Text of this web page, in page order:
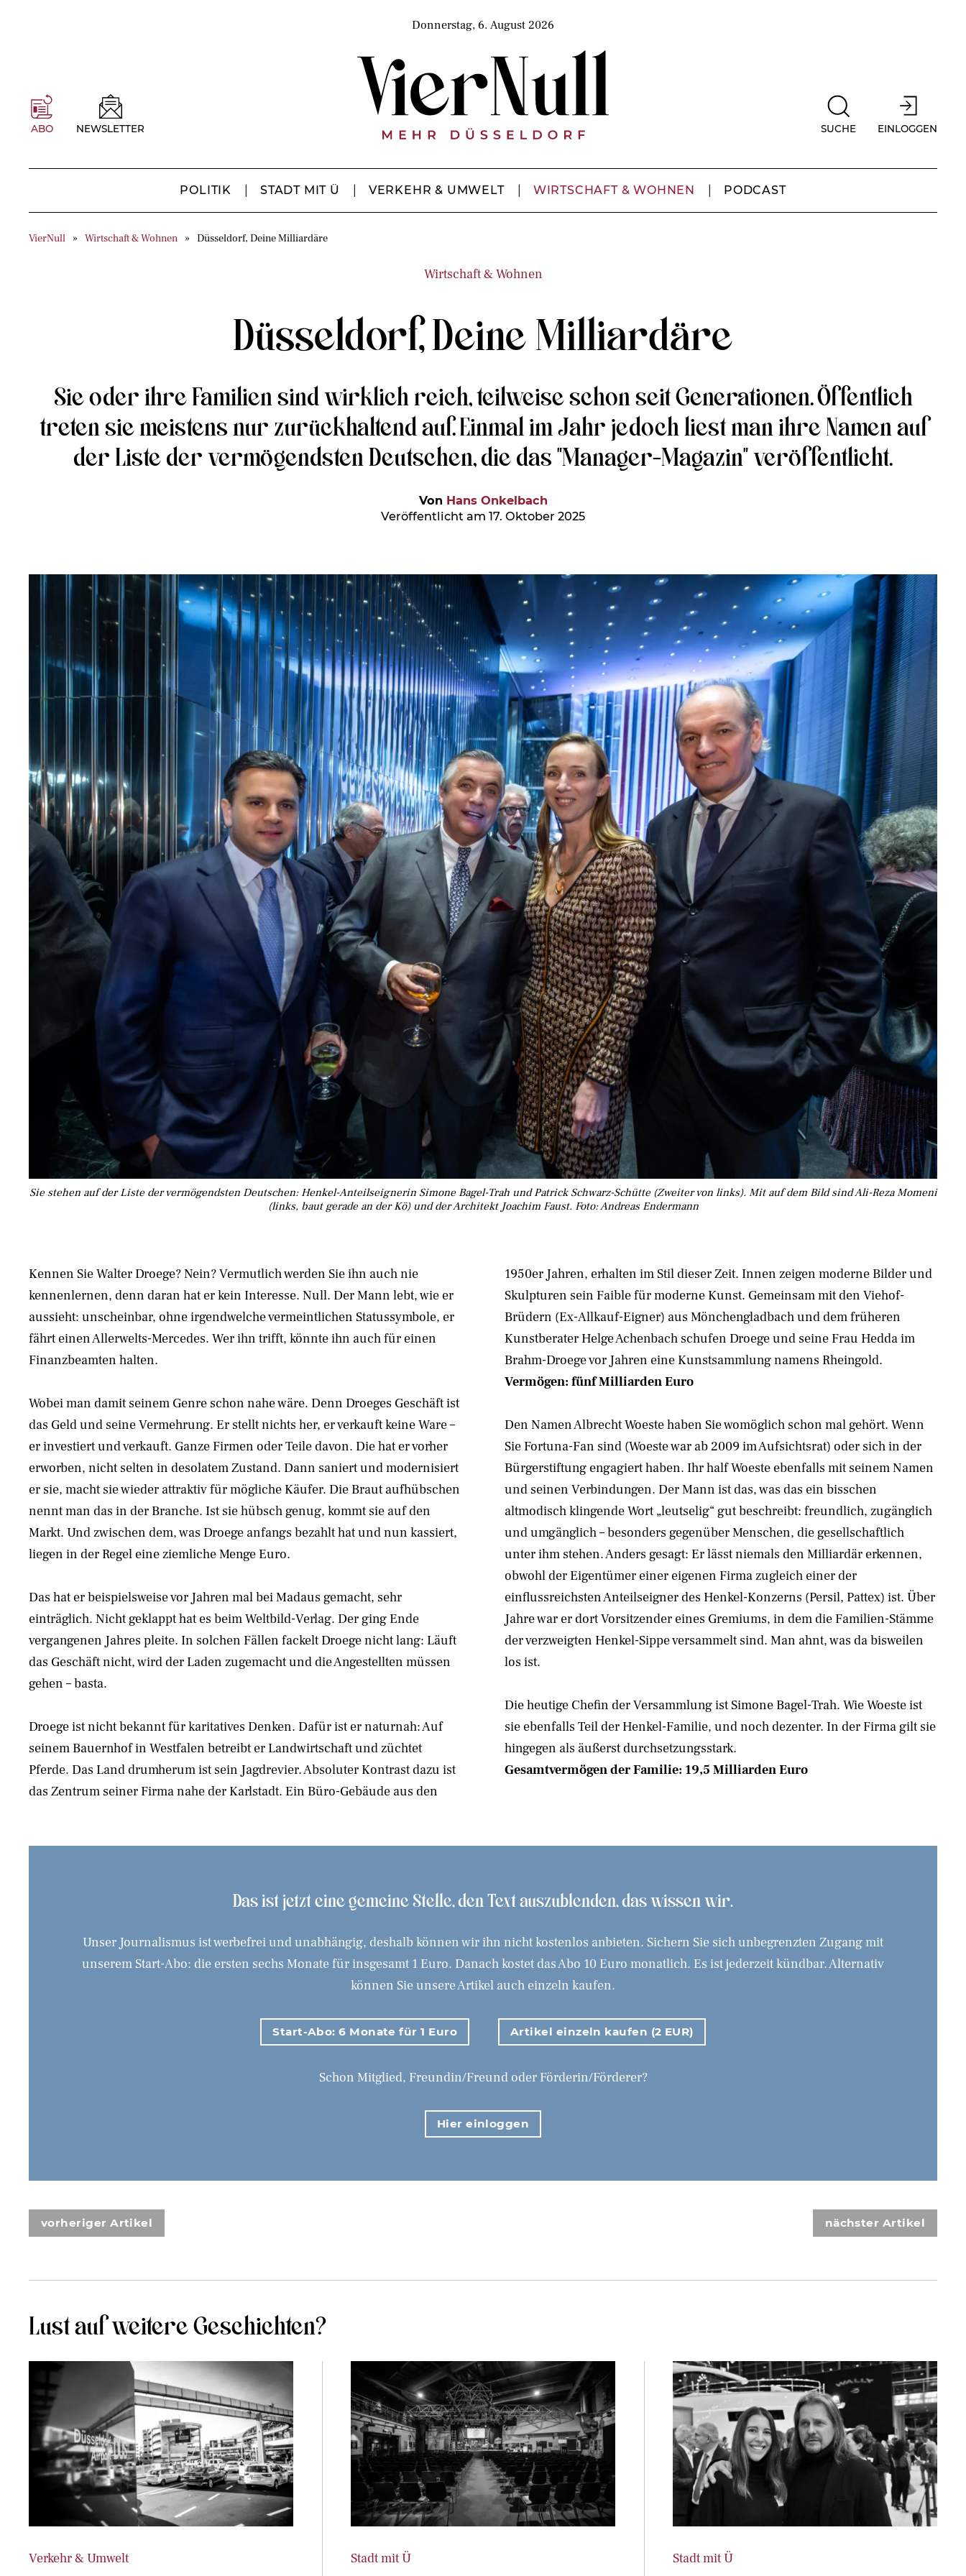
Donnerstag, 6. August 2026
ABO NEWSLETTER SUCHE EINLOGGEN
POLITIK STADT MIT Ü VERKEHR & UMWELT WIRTSCHAFT & WOHNEN PODCAST
VierNull Wirtschaft & Wohnen Düsseldorf, Deine Milliardäre
Wirtschaft & Wohnen
Düsseldorf, Deine Milliardäre
Sie oder ihre Familien sind wirklich reich, teilweise schon seit Generationen. Öffentlich
treten sie meistens nur zurückhaltend auf. Einmal im Jahr jedoch liest man ihre Namen auf
der Liste der vermögendsten Deutschen, die das "Manager-Magazin" veröffentlicht.
Von Hans Onkelbach
Veröffentlicht am 17. Oktober 2025
Sie stehen auf der Liste der vermögendsten Deutschen: Henkel-Anteilseignerin Simone Bagel-Trah und Patrick Schwarz-Schütte (Zweiter von links). Mit auf dem Bild sind Ali-Reza Momeni
(links, baut gerade an der Kö) und der Architekt Joachim Faust. Foto: Andreas Endermann
Kennen Sie Walter Droege? Nein? Vermutlich werden Sie ihn auch nie
kennenlernen, denn daran hat er kein Interesse. Null. Der Mann lebt, wie er
aussieht: unscheinbar, ohne irgendwelche vermeintlichen Statussymbole, er
fährt einen Allerwelts-Mercedes. Wer ihn trifft, könnte ihn auch für einen
Finanzbeamten halten.
Wobei man damit seinem Genre schon nahe wäre. Denn Droeges Geschäft ist
das Geld und seine Vermehrung. Er stellt nichts her, er verkauft keine Ware –
er investiert und verkauft. Ganze Firmen oder Teile davon. Die hat er vorher
erworben, nicht selten in desolatem Zustand. Dann saniert und modernisiert
er sie, macht sie wieder attraktiv für mögliche Käufer. Die Braut aufhübschen
nennt man das in der Branche. Ist sie hübsch genug, kommt sie auf den
Markt. Und zwischen dem, was Droege anfangs bezahlt hat und nun kassiert,
liegen in der Regel eine ziemliche Menge Euro.
Das hat er beispielsweise vor Jahren mal bei Madaus gemacht, sehr
einträglich. Nicht geklappt hat es beim Weltbild-Verlag. Der ging Ende
vergangenen Jahres pleite. In solchen Fällen fackelt Droege nicht lang: Läuft
das Geschäft nicht, wird der Laden zugemacht und die Angestellten müssen
gehen – basta.
Droege ist nicht bekannt für karitatives Denken. Dafür ist er naturnah: Auf
seinem Bauernhof in Westfalen betreibt er Landwirtschaft und züchtet
Pferde. Das Land drumherum ist sein Jagdrevier. Absoluter Kontrast dazu ist
das Zentrum seiner Firma nahe der Karlstadt. Ein Büro-Gebäude aus den
1950er Jahren, erhalten im Stil dieser Zeit. Innen zeigen moderne Bilder und
Skulpturen sein Faible für moderne Kunst. Gemeinsam mit den Viehof-
Brüdern (Ex-Allkauf-Eigner) aus Mönchengladbach und dem früheren
Kunstberater Helge Achenbach schufen Droege und seine Frau Hedda im
Brahm-Droege vor Jahren eine Kunstsammlung namens Rheingold.
Vermögen: fünf Milliarden Euro
Den Namen Albrecht Woeste haben Sie womöglich schon mal gehört. Wenn
Sie Fortuna-Fan sind (Woeste war ab 2009 im Aufsichtsrat) oder sich in der
Bürgerstiftung engagiert haben. Ihr half Woeste ebenfalls mit seinem Namen
und seinen Verbindungen. Der Mann ist das, was das ein bisschen
altmodisch klingende Wort „leutselig“ gut beschreibt: freundlich, zugänglich
und umgänglich – besonders gegenüber Menschen, die gesellschaftlich
unter ihm stehen. Anders gesagt: Er lässt niemals den Milliardär erkennen,
obwohl der Eigentümer einer eigenen Firma zugleich einer der
einflussreichsten Anteilseigner des Henkel-Konzerns (Persil, Pattex) ist. Über
Jahre war er dort Vorsitzender eines Gremiums, in dem die Familien-Stämme
der verzweigten Henkel-Sippe versammelt sind. Man ahnt, was da bisweilen
los ist.
Die heutige Chefin der Versammlung ist Simone Bagel-Trah. Wie Woeste ist
sie ebenfalls Teil der Henkel-Familie, und noch dezenter. In der Firma gilt sie
hingegen als äußerst durchsetzungsstark.
Gesamtvermögen der Familie: 19,5 Milliarden Euro
Das ist jetzt eine gemeine Stelle, den Text auszublenden, das wissen wir.
Unser Journalismus ist werbefrei und unabhängig, deshalb können wir ihn nicht kostenlos anbieten. Sichern Sie sich unbegrenzten Zugang mit
unserem Start-Abo: die ersten sechs Monate für insgesamt 1 Euro. Danach kostet das Abo 10 Euro monatlich. Es ist jederzeit kündbar. Alternativ
können Sie unsere Artikel auch einzeln kaufen.
Start-Abo: 6 Monate für 1 Euro Artikel einzeln kaufen (2 EUR)
Schon Mitglied, Freundin/Freund oder Förderin/Förderer?
Hier einloggen
vorheriger Artikel nächster Artikel
Lust auf weitere Geschichten?
Verkehr & Umwelt Stadt mit Ü Stadt mit Ü